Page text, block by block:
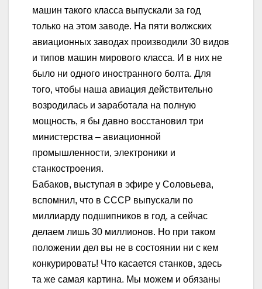
машин такого класса выпускали за год
только на этом заводе. На пяти волжских
авиационных заводах производили 30 видов
и типов машин мирового класса. И в них не
было ни одного иностранного болта. Для
того, чтобы наша авиация действительно
возродилась и заработала на полную
мощность, я бы давно восстановил три
министерства – авиационной
промышленности, электроники и
станкостроения.
Бабаков, выступая в эфире у Соловьева,
вспомнил, что в СССР выпускали по
миллиарду подшипников в год, а сейчас
делаем лишь 30 миллионов. Но при таком
положении дел вы не в состоянии ни с кем
конкурировать! Что касается станков, здесь
та же самая картина. Мы можем и обязаны